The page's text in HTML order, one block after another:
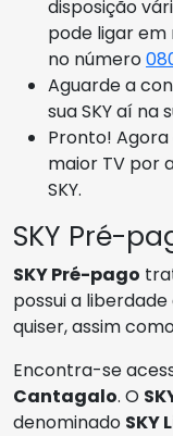
disposição
pode ligar em
no número
Aguarde a
sua SKY aí na
Pronto!
maior TV por
SKY.
SKY Pré-
SKY Pré-pago
possui a
quiser, assim
Encontra-se
Cantagalo. O
denominado SKY